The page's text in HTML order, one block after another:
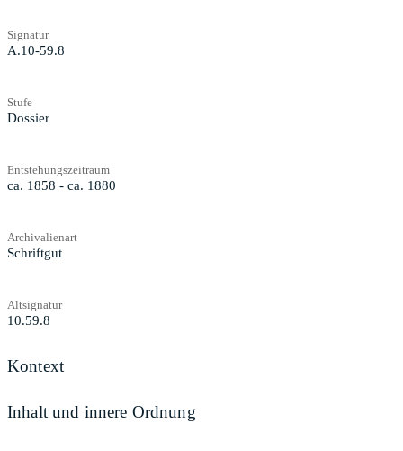
Signatur
A.10-59.8
Stufe
Dossier
Entstehungszeitraum
ca. 1858 - ca. 1880
Archivalienart
Schriftgut
Altsignatur
10.59.8
Kontext
Inhalt und innere Ordnung